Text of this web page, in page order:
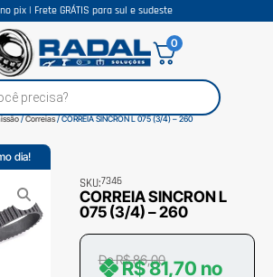
pix | Frete GRÁTIS para sul e sudeste
0
/Correias/ CORREIA SINCRON L 075 (3/4) – 260
dia!
SKU:7346
CORREIA SINCRON L
075 (3/4) – 260
DeR$86,00
R$81,70 no